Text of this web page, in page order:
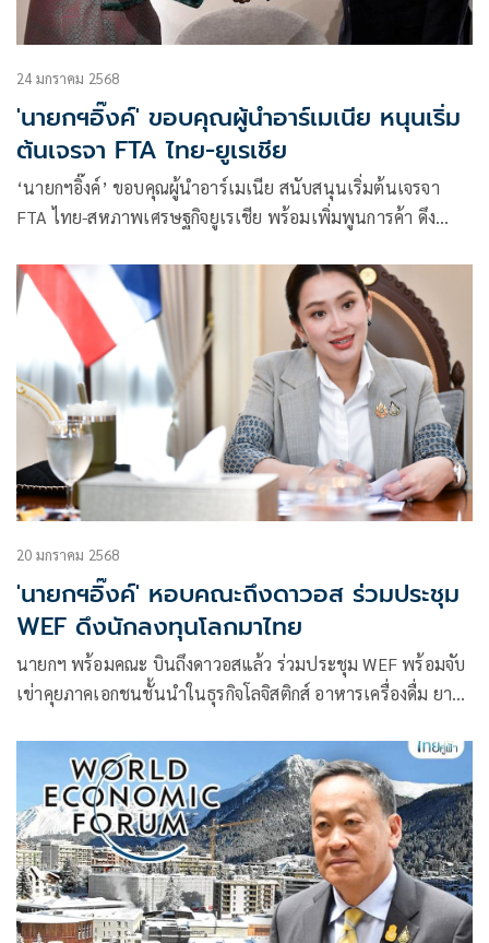
24 มกราคม 2568
'นายกฯอิ๊งค์' ขอบคุณผู้นำอาร์เมเนีย หนุนเริ่ม
ต้นเจรจา FTA ไทย-ยูเรเชีย
‘นายกฯอิ๊งค์’ ขอบคุณผู้นำอาร์เมเนีย สนับสนุนเริ่มต้นเจรจา
FTA ไทย-สหภาพเศรษฐกิจยูเรเชีย พร้อมเพิ่มพูนการค้า ดึง
20 มกราคม 2568
'นายกฯอิ๊งค์' หอบคณะถึงดาวอส ร่วมประชุม
WEF ดึงนักลงทุนโลกมาไทย
นายกฯ พร้อมคณะ บินถึงดาวอสแล้ว ร่วมประชุม WEF พร้อมจับ
เข่าคุยภาคเอกชนชั้นนำในธุรกิจโลจิสติกส์ อาหารเครื่องดื่ม ยา